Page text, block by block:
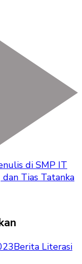
di SMP IT
Tias Tatanka
Berita Literasi